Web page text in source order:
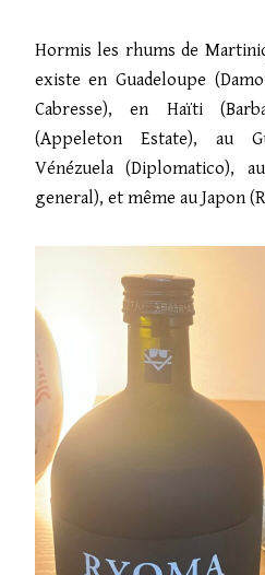
Hormis les rhums de
existe en Guadeloupe
Cabresse), en Haïti
(Appeleton Estate), au
Vénézuela (Diplomatico),
general), et même au Japon